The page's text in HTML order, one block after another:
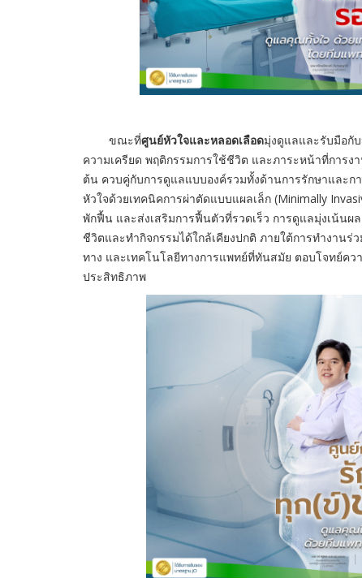
ขณะที่ศูนย์หัวใจและหลอดเลือดมุ่งดูแลและรับมือกั
ความเครียด พฤติกรรมการใช้ชีวิต และภาระหน้าที่การง
ต้น ควบคู่กับการดูแลแบบองค์รวมทั้งด้านการรักษาและก
หัวใจด้วยเทคนิคการผ่าตัดแบบแผลเล็ก (Minimally
พักฟื้น และส่งเสริมการฟื้นตัวที่รวดเร็ว การดูแลมุ่งเน้นผ
ชีวิตและทำกิจกรรมได้ใกล้เคียงปกติ ภายใต้การทำงานร่
ทาง และเทคโนโลยีทางการแพทย์ที่ทันสมัย ตอบโจทย์คว
ประสิทธิภาพ